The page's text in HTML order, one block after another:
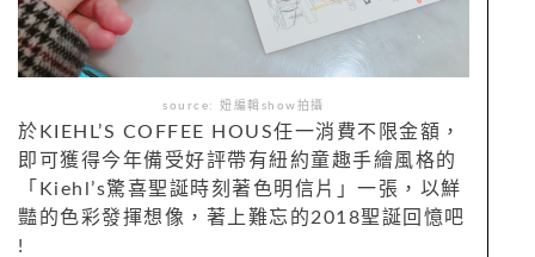
source: 妞編輯show拍攝
於KIEHL’S COFFEE HOUS任一消費不限金額，
即可獲得今年備受好評帶有紐約童趣手繪風格的
「Kiehl’s驚喜聖誕時刻著色明信片」一張，以鮮
豔的色彩發揮想像，著上難忘的2018聖誕回憶吧
!